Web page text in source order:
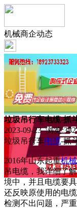
机械商企动态
垃圾吊行车电缆-抓
2023-09-23 浏览:382
垃圾吊行车电缆-抓
2016年山东起重机械
吊电缆，我详细了
境中，并且电缆要
还反映原使用的电
检测不出问题，严